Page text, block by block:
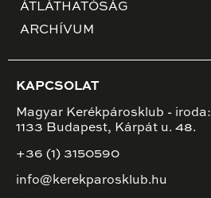
ÁTLÁTHATÓSÁG
ARCHÍVUM
KAPCSOLAT
Magyar Kerékpárosklub - iroda:
1133 Budapest, Kárpát u. 48.
+36 (1) 3150590
info@kerekparosklub.hu